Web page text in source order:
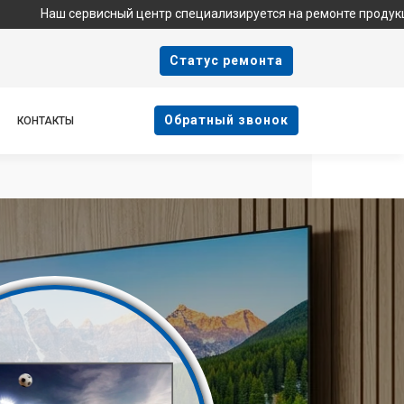
центр специализируется на ремонте продукции Haier и
Cтатус ремонта
КОНТАКТЫ Oбратный звонок